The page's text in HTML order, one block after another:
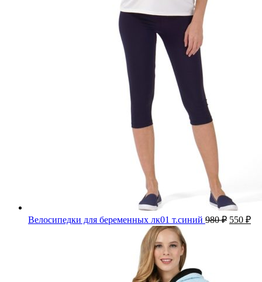
Велосипедки для беременных лк01 т.синий 980₽ 550 ₽